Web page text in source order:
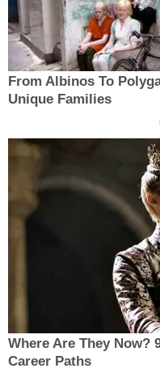
From Albinos To
Unique Families
Where Are They Now?
Career Paths